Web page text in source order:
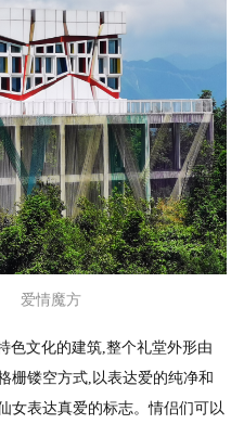
爱情魔方
色文化的建筑,整个礼堂外形由
栅镂空方式,以表达爱的纯净和
女表达真爱的标志。情侣们可以